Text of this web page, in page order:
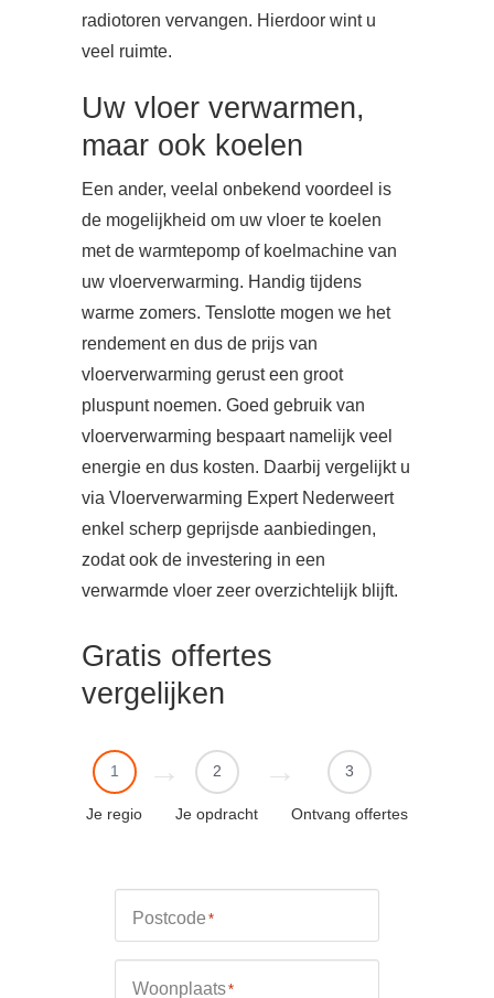
radiotoren vervangen. Hierdoor wint u
veel ruimte.
Uw vloer verwarmen,
maar ook koelen
Een ander, veelal onbekend voordeel is
de mogelijkheid om uw vloer te koelen
met de warmtepomp of koelmachine van
uw vloerverwarming. Handig tijdens
warme zomers. Tenslotte mogen we het
rendement en dus de prijs van
vloerverwarming gerust een groot
pluspunt noemen. Goed gebruik van
vloerverwarming bespaart namelijk veel
energie en dus kosten. Daarbij vergelijkt u
via Vloerverwarming Expert Nederweert
enkel scherp geprijsde aanbiedingen,
zodat ook de investering in een
verwarmde vloer zeer overzichtelijk blijft.
Gratis offertes
vergelijken
1
Je regio
2
Je opdracht
3
Ontvang offertes
Postcode *
Woonplaats*